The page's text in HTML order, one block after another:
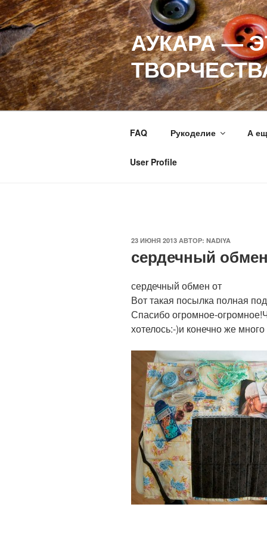
Перейти
к
содержимому
АУКАРА —
FAQ Рукоделие А
User Profile
ОПУБЛИКОВАНО
23 ИЮНЯ 2013 АВТОР: NADIYA
сердечный
сердечный обмен от
Вот такая посылка полная
Спасибо огромное-
хотелось:-)и конечно же